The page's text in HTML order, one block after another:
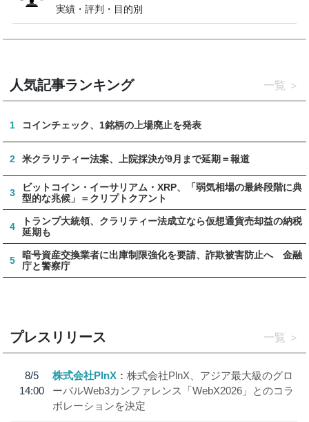
実績・評判・目的別
人気記事ランキング 一覧
1 コインチェック、1銘柄の上場廃止を発表
2 米クラリティー法案、上院採決が9月まで延期＝報道
3
ビットコイン・イーサリアム・XRP、「弱気相場の最終段階に典
型的な兆候」＝クリプトクアント
4
トランプ大統領、クラリティー法成立なら仮想通貨売却益の納税
延期も
5
暗号資産交換業者に出庫制限強化を要請、詐欺被害防止へ 金融
庁と警察庁
プレスリリース 一覧
8/5
14:00
株式会社PlnX
株式会社PlnX、アジア最大級のグロ
ーバルWeb3カンファレンス「WebX2026」とのコラ
ボレーションを決定